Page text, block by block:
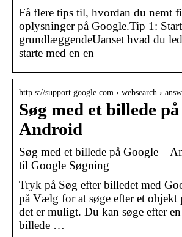
Få flere tips til, hvordan du nemt
oplysninger på Google.Tip 1:
grundlæggendeUanset hvad du
starte med en en
http s://support.google.com › websearch ›
Søg med et billede
Android
Søg med et billede på Google –
til Google Søgning
Tryk på Søg efter billedet med
på Vælg for at søge efter et objekt
det er muligt. Du kan søge efter
billede …